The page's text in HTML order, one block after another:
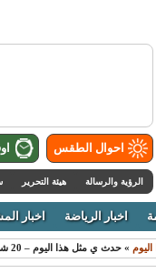
احوال الطقس
الرؤية والرسالة هيئة التحرير
اخبار الرياضة اخبار
» حدث ي مثل هذا اليوم – 20 شباط / فبراير